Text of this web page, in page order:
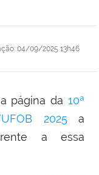
: 04/09/2025 13h46
página da 10ª
2025a
a essa